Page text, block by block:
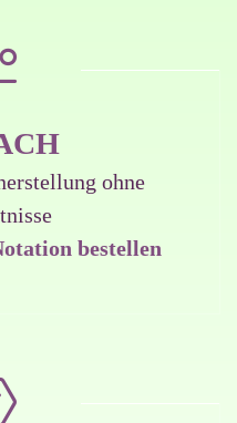
ohne
bestellen